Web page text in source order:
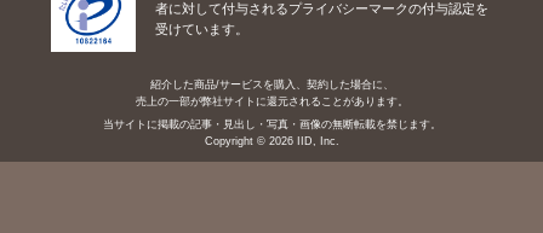
者に対して付与されるプライバシーマークの付与認定を
受けています。
紹介した商品/サービスを購入、契約した場合に、
売上の一部が弊社サイトに還元されることがあります。
当サイトに掲載の記事・見出し・写真・画像の無断転載を禁じます。
Copyright © 2026 IID, Inc.